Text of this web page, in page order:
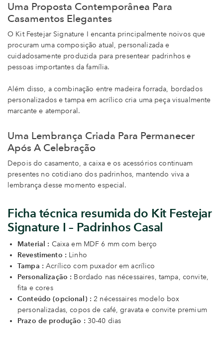
Uma Proposta Contemporânea Para
Casamentos Elegantes
O Kit Festejar Signature I encanta principalmente noivos que
procuram uma composição atual, personalizada e
cuidadosamente produzida para presentear padrinhos e
pessoas importantes da família.
Além disso, a combinação entre madeira forrada, bordados
personalizados e tampa em acrílico cria uma peça visualmente
marcante e atemporal.
Uma Lembrança Criada Para Permanecer
Após A Celebração
Depois do casamento, a caixa e os acessórios continuam
presentes no cotidiano dos padrinhos, mantendo viva a
lembrança desse momento especial.
Ficha técnica resumida do Kit Festejar
Signature I – Padrinhos Casal
Material : Caixa em MDF 6 mm com berço
Revestimento : Linho
Tampa : Acrílico com puxador em acrílico
Personalização : Bordado nas nécessaires, tampa, convite,
fita e cores
Conteúdo (opcional) : 2 nécessaires modelo box
personalizadas, copos de café, gravata e convite premium
Prazo de produção : 30-40 dias